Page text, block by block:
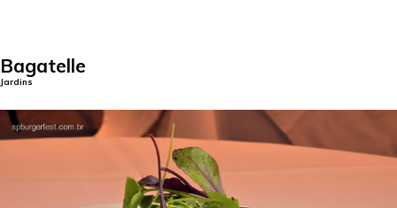
Bagatelle
Jardins